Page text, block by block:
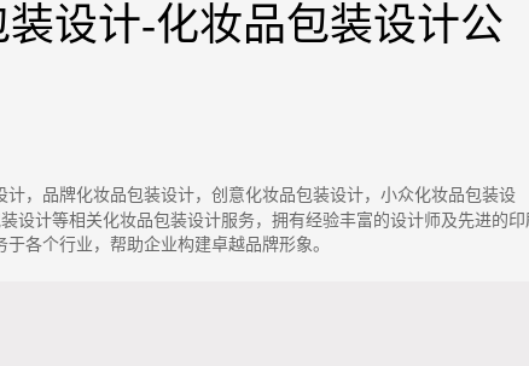
设计-化妆品包装设计公
，品牌化妆品包装设计，创意化妆品包装设计，小众化妆品包装设
设计等相关化妆品包装设计服务，拥有经验丰富的设计师及先进的印
各个行业，帮助企业构建卓越品牌形象。